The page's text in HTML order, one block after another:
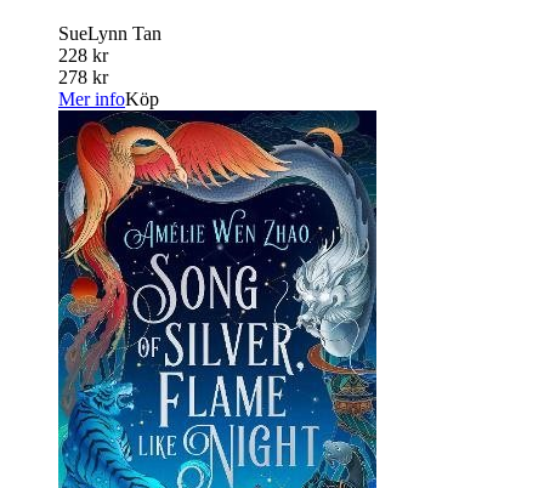
SueLynn Tan
228 kr
278 kr
Mer infoKöp